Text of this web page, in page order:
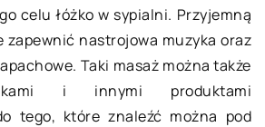
celu łóżko w sypialni. Przyjemną
zapewnić nastrojowa muzyka oraz
Taki masaż można także
i innymi produktami
tego, które znaleźć można pod